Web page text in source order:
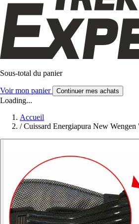
Sous-total du panier
Voir mon panier Continuer mes achats
Loading...
Accueil
/ Cuissard Energiapura New